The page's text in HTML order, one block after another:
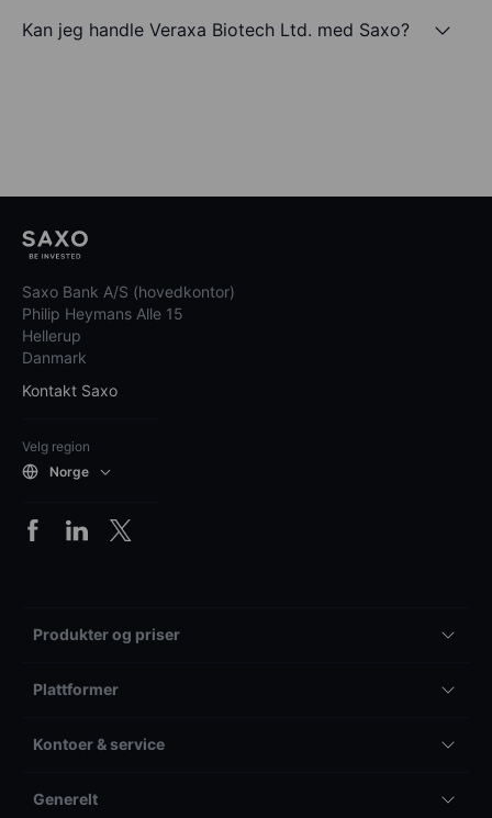
Kan jeg handle Veraxa Biotech Ltd. med Saxo?
Saxo Bank A/S (hovedkontor)
Philip Heymans Alle 15
Hellerup
Danmark
Kontakt Saxo
Velg region
Norge
Produkter og priser
Plattformer
Kontoer & service
Generelt